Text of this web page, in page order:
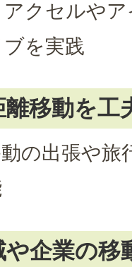
クセルや
を実践
移動を工
の出張や旅
や企業の移